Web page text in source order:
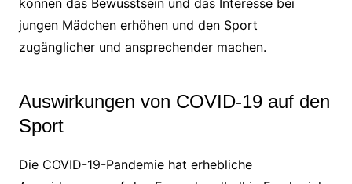
jungen Mädchen erhöhen und den Sport
zugänglicher und ansprechender machen.
Auswirkungen von COVID-19 auf den
Sport
Die COVID-19-Pandemie hat erhebliche